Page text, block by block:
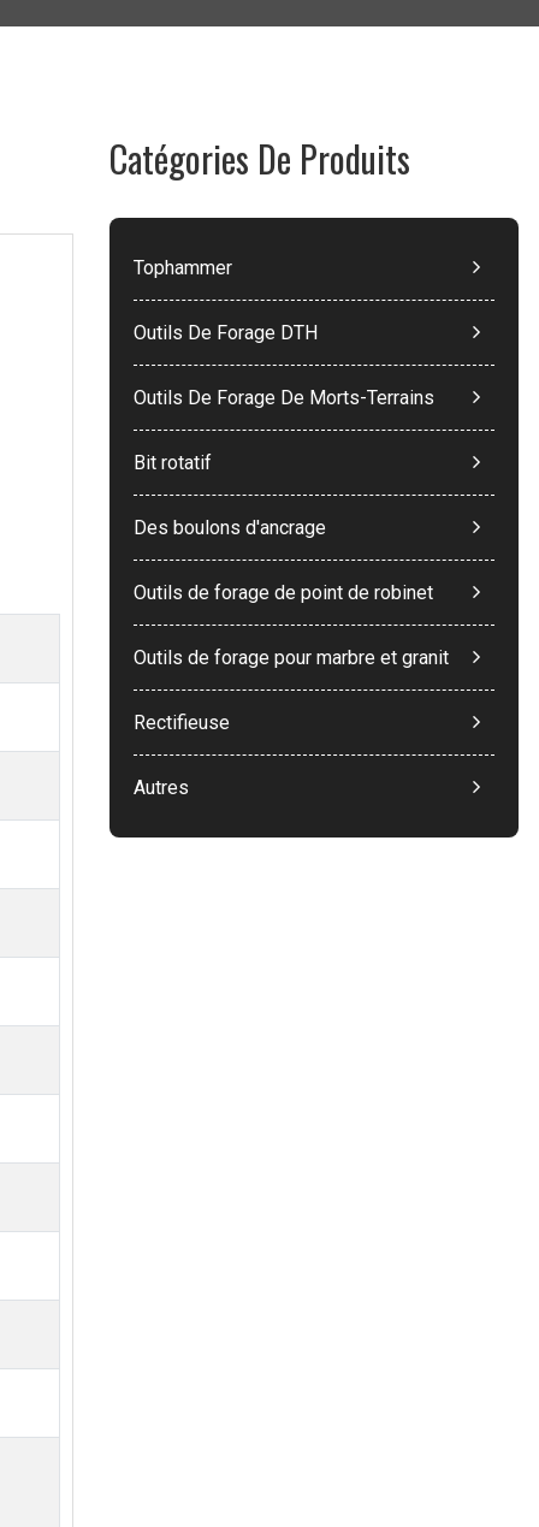
Catégories De Produits
Tophammer
Outils De Forage DTH
Outils De Forage De Morts-Terrains
Bit rotatif
Des boulons d'ancrage
Outils de forage de point de robinet
Outils de forage pour marbre et granit
Rectifieuse
Autres